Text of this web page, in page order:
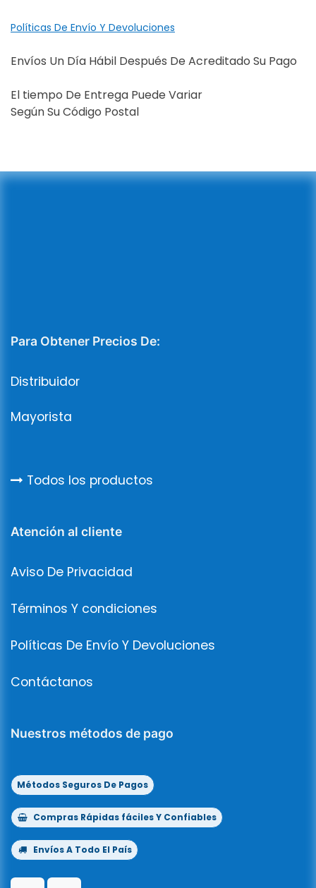
Políticas De Envío Y Devoluciones
Envíos Un Día Hábil Después De Acreditado Su Pago
El tiempo De Entrega Puede Variar
Según Su Código Postal
Para Obtener Precios De:
Distribuidor
Mayorista
Todos los productos
Atención al cliente
Aviso De Privacidad
Términos Y condiciones
Políticas De Envío Y Devoluciones
Contáctanos
Nuestros métodos de pago
Métodos Seguros De Pagos
Compras Rápidas fáciles Y Confiables
Envíos A Todo El País